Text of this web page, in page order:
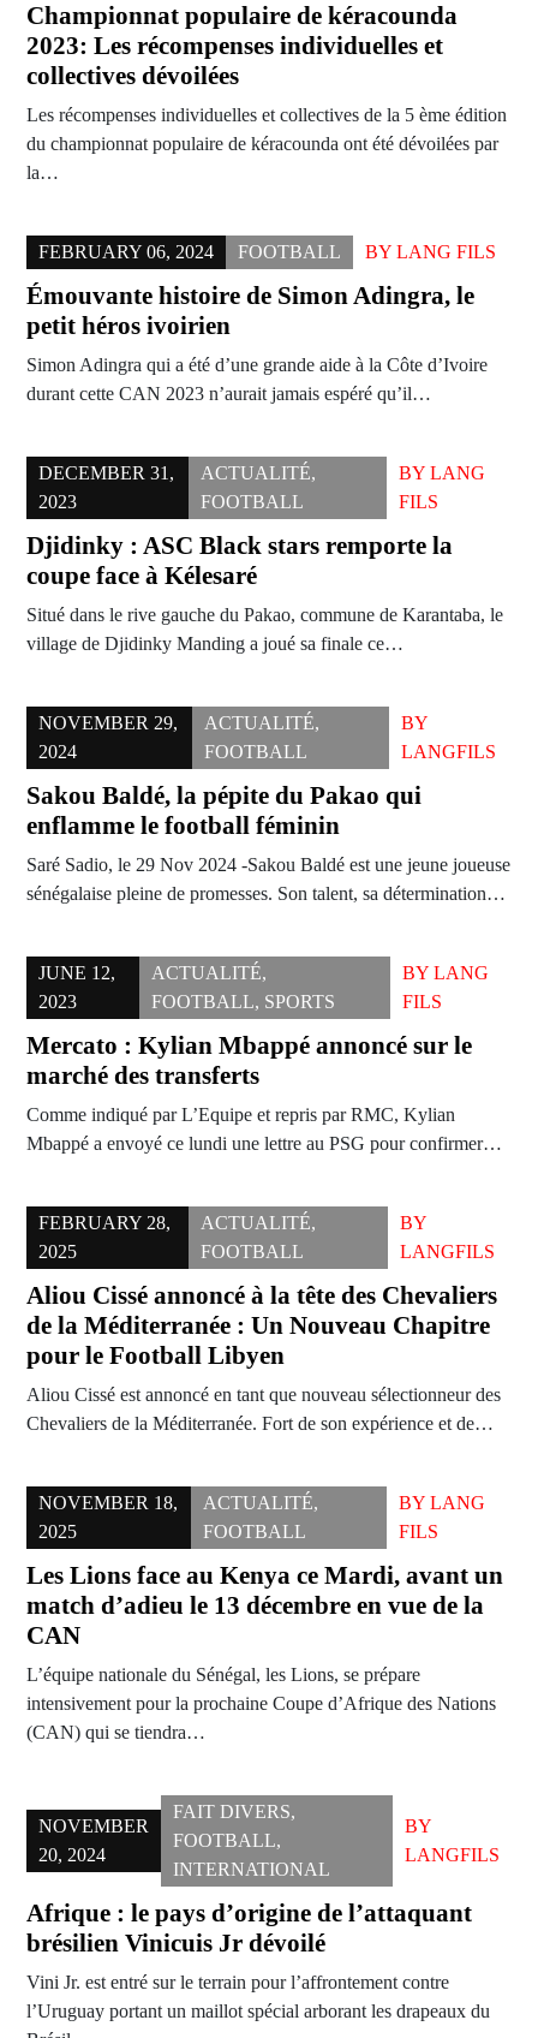
Championnat populaire de kéracounda
2023: Les récompenses individuelles et
collectives dévoilées
Les récompenses individuelles et collectives de la 5 ème édition
du championnat populaire de kéracounda ont été dévoilées par
la…
FEBRUARY 06, 2024 FOOTBALL BY LANG FILS
Émouvante histoire de Simon Adingra, le
petit héros ivoirien
Simon Adingra qui a été d’une grande aide à la Côte d’Ivoire
durant cette CAN 2023 n’aurait jamais espéré qu’il…
DECEMBER 31,
2023
ACTUALITÉ,
FOOTBALL
BY LANG
FILS
Djidinky : ASC Black stars remporte la
coupe face à Kélesaré
Situé dans le rive gauche du Pakao, commune de Karantaba, le
village de Djidinky Manding a joué sa finale ce…
NOVEMBER 29,
2024
ACTUALITÉ,
FOOTBALL
BY
LANGFILS
Sakou Baldé, la pépite du Pakao qui
enflamme le football féminin
Saré Sadio, le 29 Nov 2024 -Sakou Baldé est une jeune joueuse
sénégalaise pleine de promesses. Son talent, sa détermination…
JUNE 12,
2023
ACTUALITÉ,
FOOTBALL, SPORTS
BY LANG
FILS
Mercato : Kylian Mbappé annoncé sur le
marché des transferts
Comme indiqué par L’Equipe et repris par RMC, Kylian
Mbappé a envoyé ce lundi une lettre au PSG pour confirmer…
FEBRUARY 28,
2025
ACTUALITÉ,
FOOTBALL
BY
LANGFILS
Aliou Cissé annoncé à la tête des Chevaliers
de la Méditerranée : Un Nouveau Chapitre
pour le Football Libyen
Aliou Cissé est annoncé en tant que nouveau sélectionneur des
Chevaliers de la Méditerranée. Fort de son expérience et de…
NOVEMBER 18,
2025
ACTUALITÉ,
FOOTBALL
BYLANG
FILS
Les Lions face au Kenya ce Mardi, avant un
match d’adieu le 13 décembre en vue de la
CAN
L’équipe nationale du Sénégal, les Lions, se prépare
intensivement pour la prochaine Coupe d’Afrique des Nations
(CAN) qui se tiendra…
NOVEMBER
20, 2024
FAIT DIVERS,
FOOTBALL,
INTERNATIONAL
BY
LANGFILS
Afrique : le pays d’origine de l’attaquant
brésilien Vinicuis Jr dévoilé
Vini Jr. est entré sur le terrain pour l’affrontement contre
l’Uruguay portant un maillot spécial arborant les drapeaux du